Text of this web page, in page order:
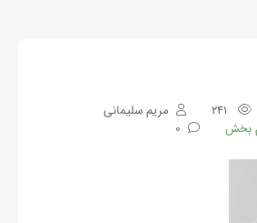
مریم سلیمانی
بخش
0